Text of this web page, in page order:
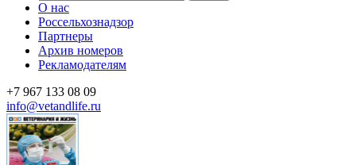
О нас
Россельхознадзор
Партнеры
Архив номеров
Рекламодателям
+7 967 133 08 09
info@vetandlife.ru